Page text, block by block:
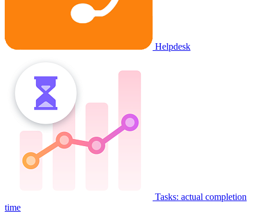
Helpdesk
Tasks: actual completion
time